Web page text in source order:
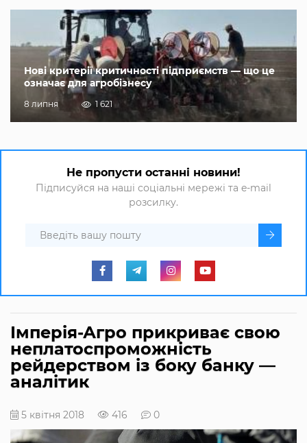
Нові критерії критичності підприємств — що це
означає для агробізнесу
8 липня 1 621
Не пропусти останні новини!
Підписуйся на наші соціальні мережі та e-mail
розсилку.
Імперія-Агро прикриває свою
неплатоспроможність
рейдерством із боку банку —
аналітик
5 квітня 2018 416 0